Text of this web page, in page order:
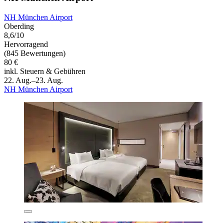
NH München Airport
Oberding
8,6/10
Hervorragend
(845 Bewertungen)
80 €
inkl. Steuern & Gebühren
22. Aug.–23. Aug.
NH München Airport